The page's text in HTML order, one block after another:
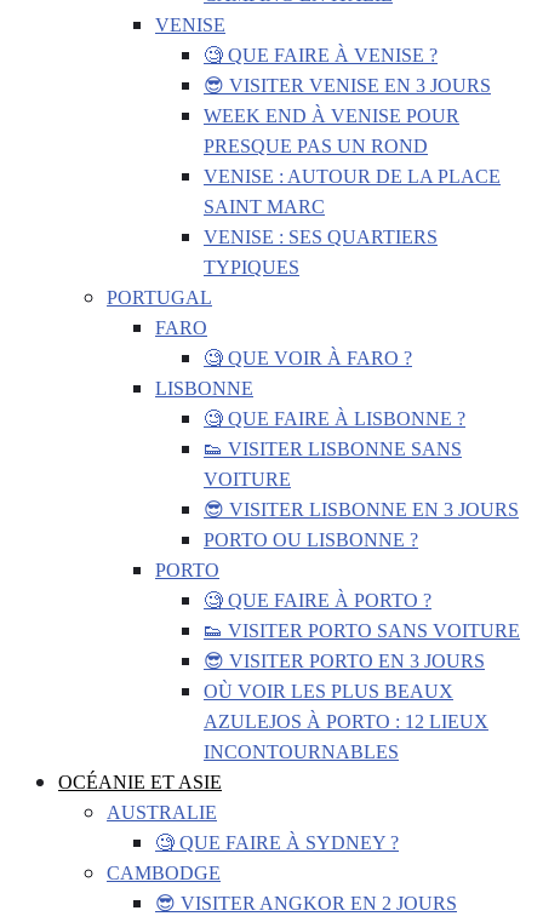
VENISE
🧐 QUE FAIRE À VENISE ?
😎 VISITER VENISE EN 3 JOURS
WEEK END À VENISE POUR
PRESQUE PAS UN ROND
VENISE : AUTOUR DE LA PLACE
SAINT MARC
VENISE : SES QUARTIERS
TYPIQUES
PORTUGAL
FARO
🧐 QUE VOIR À FARO ?
LISBONNE
🧐 QUE FAIRE À LISBONNE ?
👟 VISITER LISBONNE SANS
VOITURE
😎 VISITER LISBONNE EN 3 JOURS
PORTO OU LISBONNE ?
PORTO
🧐 QUE FAIRE À PORTO ?
👟 VISITER PORTO SANS VOITURE
😎 VISITER PORTO EN 3 JOURS
OÙ VOIR LES PLUS BEAUX
AZULEJOS À PORTO : 12 LIEUX
INCONTOURNABLES
OCÉANIE ET ASIE
AUSTRALIE
🧐 QUE FAIRE À SYDNEY ?
CAMBODGE
😎 VISITER ANGKOR EN 2 JOURS